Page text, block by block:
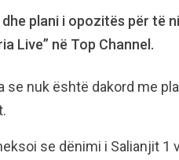
dhe plani i opozitës për të
Live” në Top Channel.
se nuk është dakord me
se dënimi i Salianjit 1